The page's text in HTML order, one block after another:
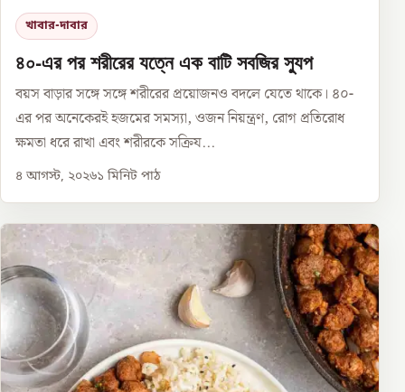
খাবার-দাবার
৪০-এর পর শরীরের যত্নে এক বাটি সবজির স্যুপ
বয়স বাড়ার সঙ্গে সঙ্গে শরীরের প্রয়োজনও বদলে যেতে থাকে। ৪০-
এর পর অনেকেরই হজমের সমস্যা, ওজন নিয়ন্ত্রণ, রোগ প্রতিরোধ
ক্ষমতা ধরে রাখা এবং শরীরকে সক্রিয...
৪ আগস্ট, ২০২৬১ মিনিট পাঠ